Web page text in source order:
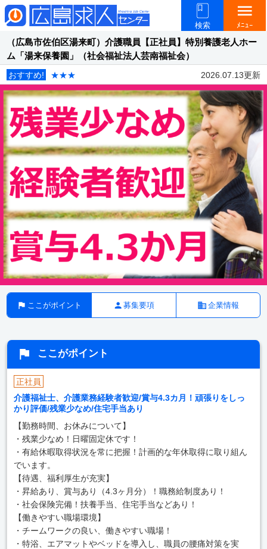
検索
menu
ﾒﾆｭｰ
（広島市佐伯区湯来町）介護職員【正社員】特別養護老人ホー
ム「湯来保養園」（社会福祉法人芸南福祉会）
おすすめ! ★★★ 2026.07.13更新
ここがポイント 募集要項 企業情報
ここがポイント
正社員
介護福祉士、介護業務経験者歓迎/賞与4.3カ月！頑張りをしっ
かり評価/残業少なめ/住宅手当あり
【勤務時間、お休みについて】
・残業少なめ！日曜固定休です！
・有給休暇取得状況を常に把握！計画的な年休取得に取り組ん
でいます。
【待遇、福利厚生が充実】
・昇給あり、賞与あり（4.3ヶ月分）！職務給制度あり！
・社会保険完備！扶養手当、住宅手当などあり！
【働きやすい職場環境】
・チームワークの良い、働きやすい職場！
・特浴、エアマットやベッドを導入し、職員の腰痛対策を実